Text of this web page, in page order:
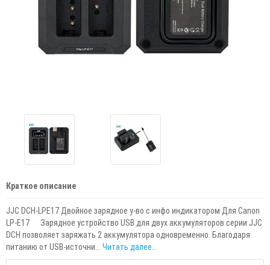
Краткое описание
JJC DCH-LPE17 Двойное зарядное у-во с инфо индикатором Для Canon
LP-E17 Зарядное устройство USB для двух аккумуляторов серии JJC
DCH позволяет заряжать 2 аккумулятора одновременно. Благодаря
питанию от USB-источни... Читать далее...